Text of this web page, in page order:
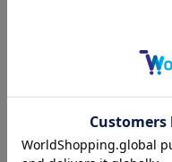
ウールタイ All Season 平織